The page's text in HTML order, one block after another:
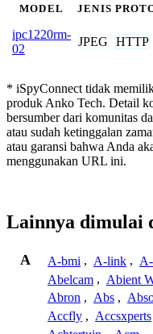
MODEL JENIS
ipc1220rm-
02
JPEG HTTP
* iSpyConnect tidak
produk Anko Tech. Detail
bersumber dari komunitas
atau sudah ketinggalan
atau garansi bahwa Anda
menggunakan URL ini.
Lainnya dimulai
A A-bmi , A-link ,
Abelcam , Abient
Abron , Abs ,
Accfly , Accsxperts